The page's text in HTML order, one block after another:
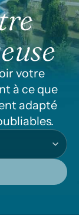
votre
à ce que
adapté